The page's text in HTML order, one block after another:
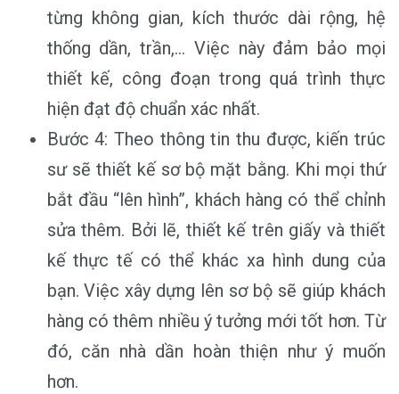
từng không gian, kích thước dài rộng, hệ
thống dần, trần,… Việc này đảm bảo mọi
thiết kế, công đoạn trong quá trình thực
hiện đạt độ chuẩn xác nhất.
Bước 4: Theo thông tin thu được, kiến trúc
sư sẽ thiết kế sơ bộ mặt bằng. Khi mọi thứ
bắt đầu “lên hình”, khách hàng có thể chỉnh
sửa thêm. Bởi lẽ, thiết kế trên giấy và thiết
kế thực tế có thể khác xa hình dung của
bạn. Việc xây dựng lên sơ bộ sẽ giúp khách
hàng có thêm nhiều ý tưởng mới tốt hơn. Từ
đó, căn nhà dần hoàn thiện như ý muốn
hơn.